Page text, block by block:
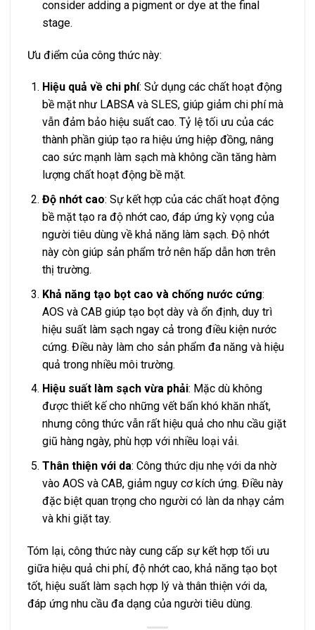
consider adding a pigment or dye at the final
stage.
Ưu điểm của công thức này:
Hiệu quả về chi phí: Sử dụng các chất hoạt động
bề mặt như LABSA và SLES, giúp giảm chi phí mà
vẫn đảm bảo hiệu suất cao. Tỷ lệ tối ưu của các
thành phần giúp tạo ra hiệu ứng hiệp đồng, nâng
cao sức mạnh làm sạch mà không cần tăng hàm
lượng chất hoạt động bề mặt.
Độ nhớt cao: Sự kết hợp của các chất hoạt động
bề mặt tạo ra độ nhớt cao, đáp ứng kỳ vọng của
người tiêu dùng về khả năng làm sạch. Độ nhớt
này còn giúp sản phẩm trở nên hấp dẫn hơn trên
thị trường.
Khả năng tạo bọt cao và chống nước cứng:
AOS và CAB giúp tạo bọt dày và ổn định, duy trì
hiệu suất làm sạch ngay cả trong điều kiện nước
cứng. Điều này làm cho sản phẩm đa năng và hiệu
quả trong nhiều môi trường.
Hiệu suất làm sạch vừa phải: Mặc dù không
được thiết kế cho những vết bẩn khó khăn nhất,
nhưng công thức vẫn rất hiệu quả cho nhu cầu giặt
giũ hàng ngày, phù hợp với nhiều loại vải.
Thân thiện với da: Công thức dịu nhẹ với da nhờ
vào AOS và CAB, giảm nguy cơ kích ứng. Điều này
đặc biệt quan trọng cho người có làn da nhạy cảm
và khi giặt tay.
Tóm lại, công thức này cung cấp sự kết hợp tối ưu
giữa hiệu quả chi phí, độ nhớt cao, khả năng tạo bọt
tốt, hiệu suất làm sạch hợp lý và thân thiện với da,
đáp ứng nhu cầu đa dạng của người tiêu dùng.